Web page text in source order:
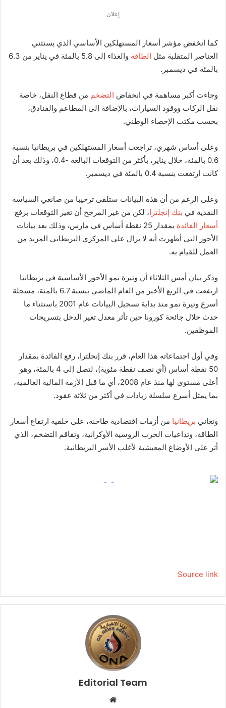
إعلان
كما انخفض مؤشر أسعار المستهلكين الأساسي الذي يستثني
العناصر المتقلبة مثل الطاقة
والغذاء إلى 5.8 بالمئة في يناير من 6.3
بالمئة في ديسمبر.
وجاءت أكبر مساهمة في انخفاض التضخم من قطاع النقل، خاصة
نقل الركاب ووقود السيارات، بالإضافة إلى المطاعم والفنادق،
بحسب مكتب الإحصاء الوطني.
وعلى أساس شهري، تراجعت أسعار المستهلكين في بريطانيا بنسبة
0.6 بالمئة، خلال يناير، بأكثر من التوقعات البالغة -0.4، وذلك بعد أن
كانت ارتفعت بنسبة 0.4 بالمئة في ديسمبر.
وعلى الرغم من أن هذه البيانات ستلقى ترحيبا من صانعي السياسة
النقدية في بنك إنجلترا، لكن من غير المرجح أن تغير التوقعات برفع
أسعار الفائدة
بمقدار 25 نقطة أساس في مارس، وذلك بعد بيانات
الأجور التي أظهرت أنه لا يزال على المركزي البريطاني المزيد من
العمل للقيام به.
وذكر بيان أمس الثلاثاء أن وتيرة نمو الأجور الأساسية في بريطانيا
ارتفعت في الربع الأخير من العام الماضي بنسبة 6.7 بالمئة، مسجلة
أسرع وتيرة نمو منذ بداية تسجيل البيانات عام 2001 باستثناء ما
حدث خلال جائحة كورونا حين تأثر معدل تغير الدخل بتسريحات
الموظفين.
وفي أول اجتماعاته هذا العام، قرر بنك إنجلترا، رفع الفائدة بمقدار
50 نقطة أساس (أي نصف نقطة مئوية)، لتصل إلى 4 بالمئة، وهو
أعلى مستوى لها منذ عام 2008، أي ما قبل الأزمة المالية العالمية،
بما يمثل أسرع سلسلة زيادات في أكثر من ثلاثة عقود.
وتعاني بريطانيا من أزمات اقتصادية طاحنة، على خلفية ارتفاع أسعار
الطاقة، وتداعيات الحرب الروسية الأوكرانية، وتفاقم التضخم، الذي
أثر على الأوضاع المعيشية لأغلب الأسر البريطانية.
Source link
Editorial Team